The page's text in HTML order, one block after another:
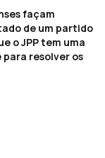
façam
de um partido
o JPP tem uma
resolver os